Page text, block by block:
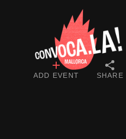
ADD EVENT SHARE